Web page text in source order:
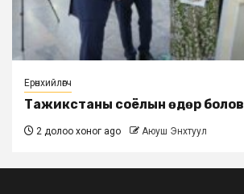
Ерөнхийлөгч
Тажикстаны соёлын өдөр болов
2 долоо хоног ago Аюуш Энхтуул